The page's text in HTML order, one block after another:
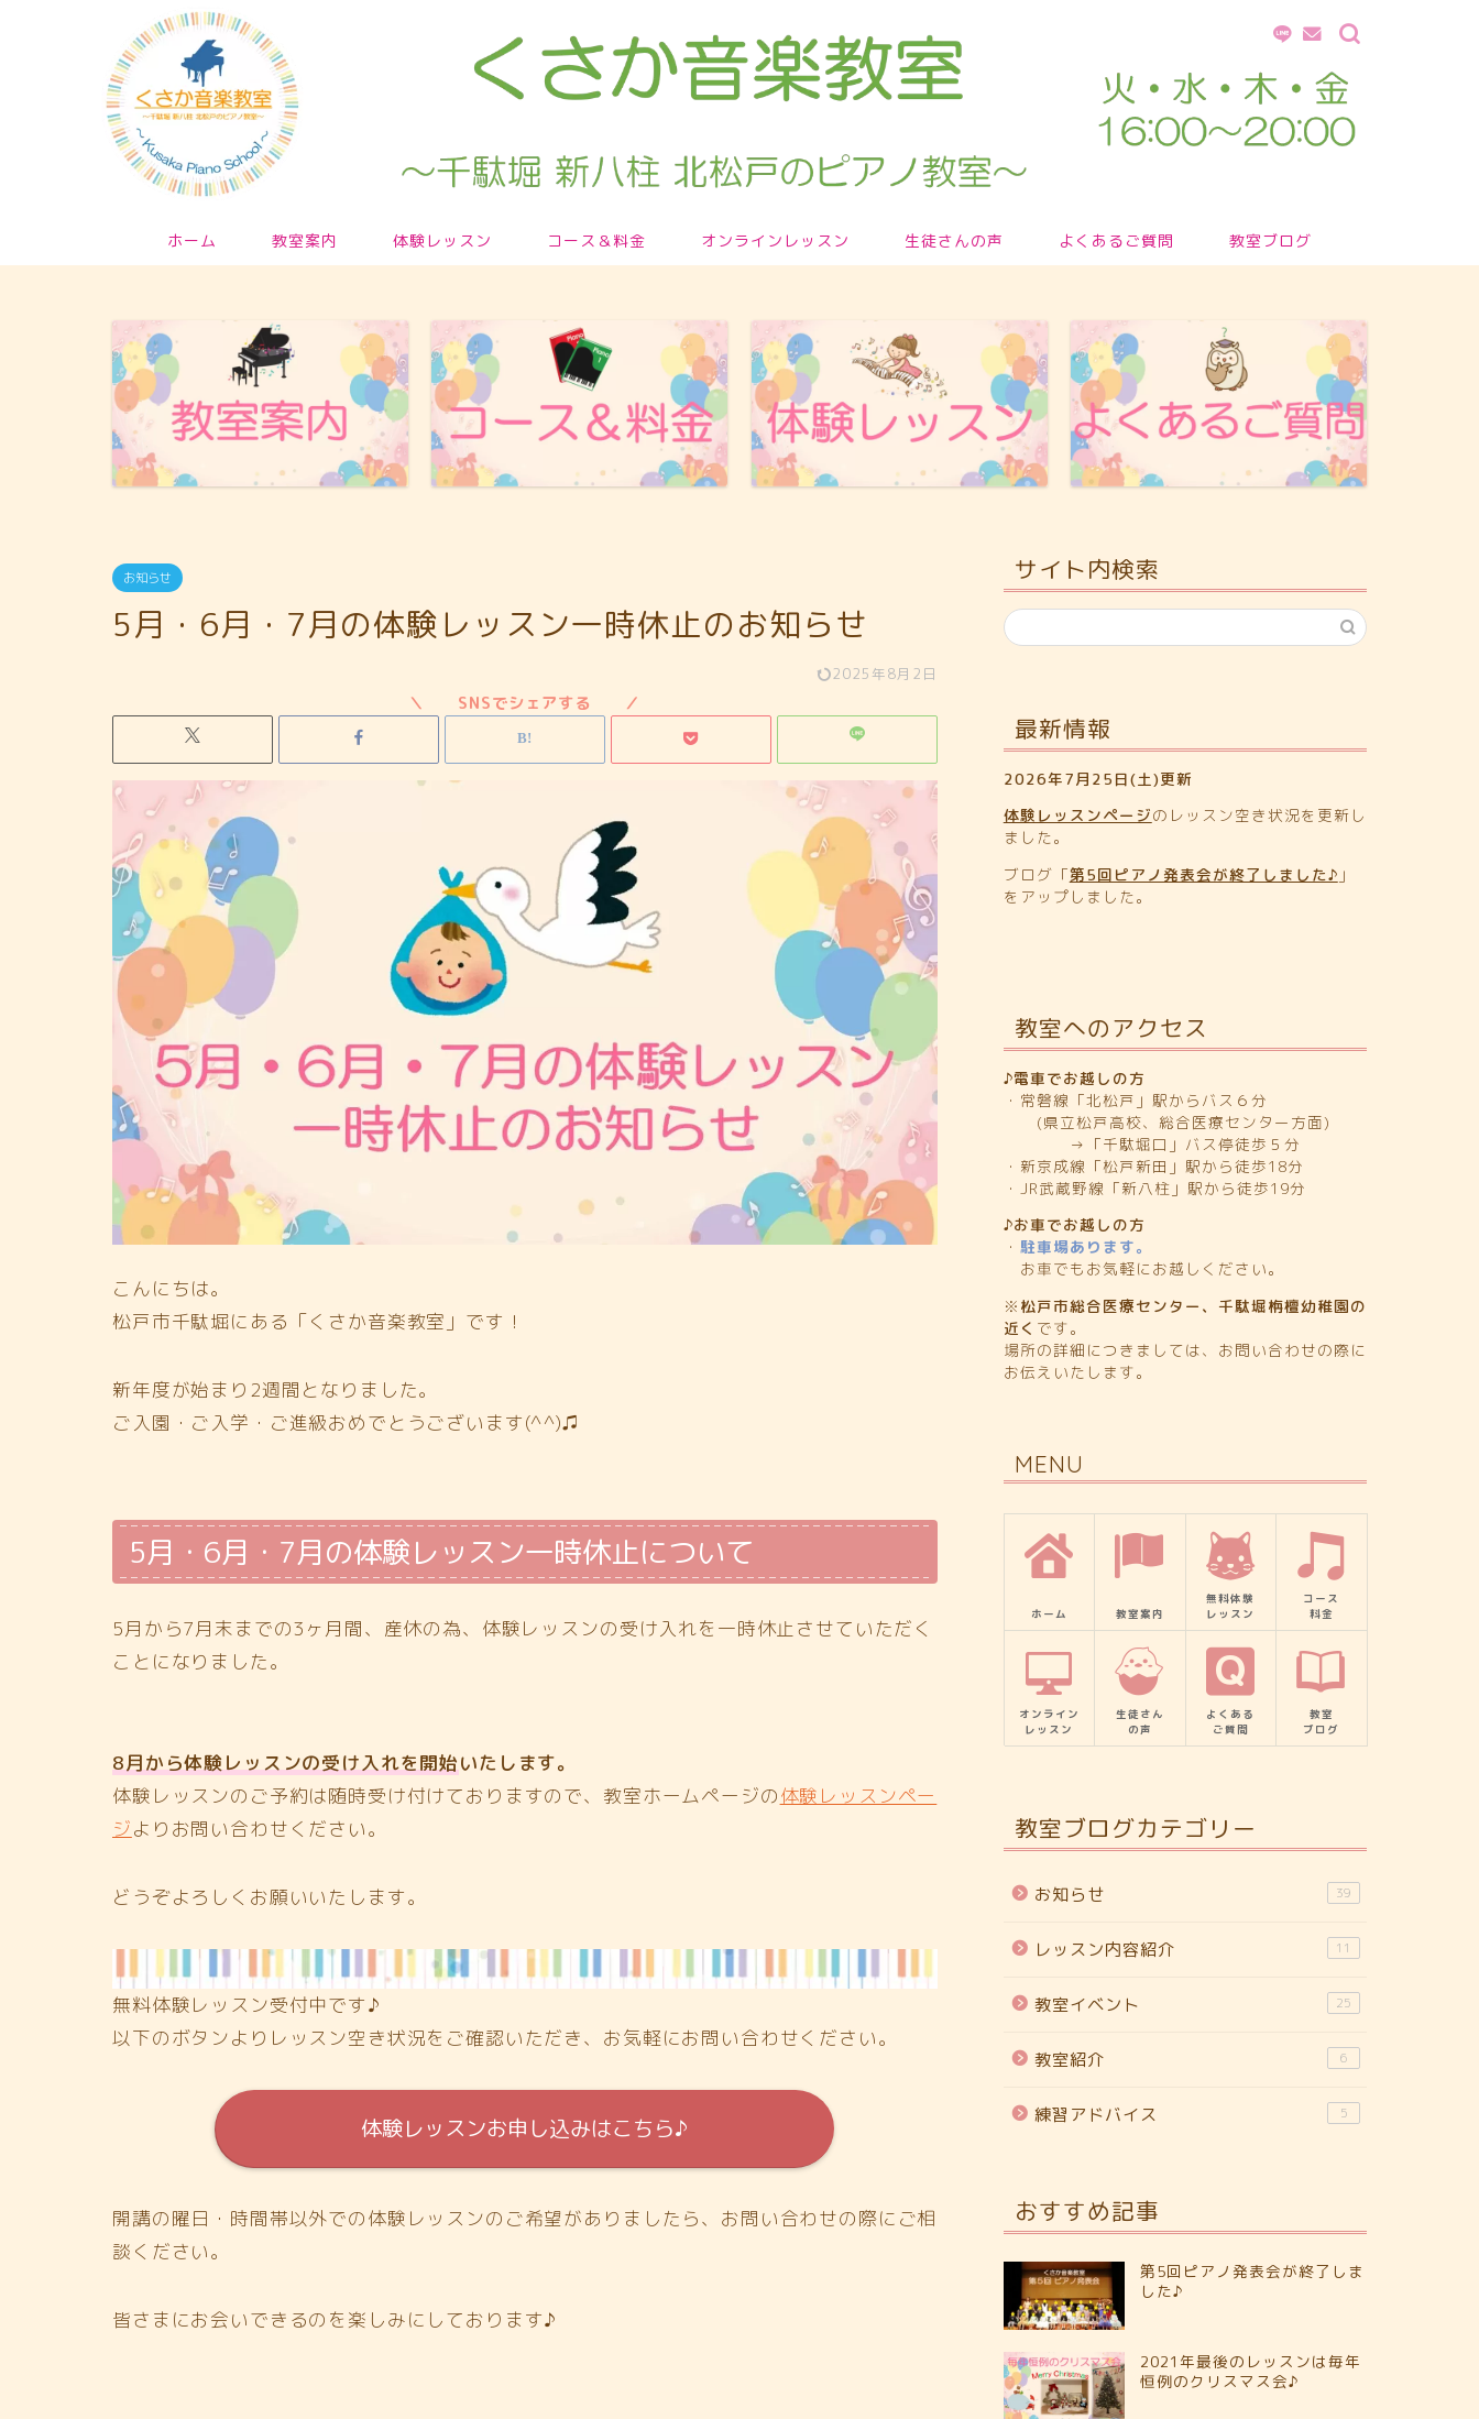
ホーム 教室案内 体験レッスン コース＆料金 オンラインレッスン 生徒さんの声 よくあるご質問 教室ブログ
お知らせ
5月・6月・7月の体験レッスン一時休止のお知らせ
2025年8月2日
こんにちは。
松戸市千駄堀にある「くさか音楽教室」です！
新年度が始まり2週間となりました。
ご入園・ご入学・ご進級おめでとうございます(^^)♫
5月・6月・7月の体験レッスン一時休止について
5月から7月末までの3ヶ月間、産休の為、体験レッスンの受け入れを一時休止させていただく
ことになりました。
8月から体験レッスンの受け入れを開始いたします。
体験レッスンのご予約は随時受け付けておりますので、教室ホームページの体験レッスンペー
ジよりお問い合わせください。
どうぞよろしくお願いいたします。
無料体験レッスン受付中です♪
以下のボタンよりレッスン空き状況をご確認いただき、お気軽にお問い合わせください。
体験レッスンお申し込みはこちら♪
開講の曜日・時間帯以外での体験レッスンのご希望がありましたら、お問い合わせの際にご相
談ください。
皆さまにお会いできるのを楽しみにしております♪
サイト内検索
最新情報
2026年7月25日(土)更新
体験レッスンページのレッスン空き状況を更新し
ました。
ブログ「第5回ピアノ発表会が終了しました♪ 」
をアップしました。
教室へのアクセス
♪電車でお越しの方
・常磐線「北松戸」駅からバス６分
(県立松戸高校、総合医療センター方面)
→「千駄堀口」バス停徒歩５分
・新京成線「松戸新田」駅から徒歩18分
・JR武蔵野線「新八柱」駅から徒歩19分
♪お車でお越しの方
・ 駐車場あります。
お車でもお気軽にお越しください。
※ 松戸市総合医療センター、千駄堀栴檀幼稚園の
近く です。
場所の詳細につきましては、お問い合わせの際に
お伝えいたします。
MENU
ホーム 教室案内
無料体験
レッスン
コース
料金
オンライン
レッスン
生徒さん
の声
よくある
ご質問
教室
ブログ
教室ブログカテゴリー
お知らせ 39
レッスン内容紹介 11
教室イベント 25
教室紹介 6
練習アドバイス 5
おすすめ記事
第5回ピアノ発表会が終了しま
した♪
2021年最後のレッスンは毎年
恒例のクリスマス会♪